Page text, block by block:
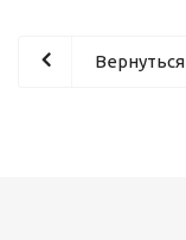
Вернуться